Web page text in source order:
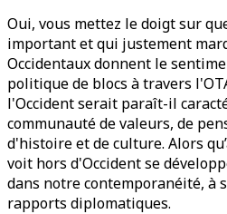
Oui, vous mettez le doigt sur
important et qui justement
Occidentaux donnent le
politique de blocs à travers
l'Occident serait paraît-il
communauté de valeurs, de
d'histoire et de culture. Alors
voit hors d'Occident se
dans notre contemporanéité, à
rapports diplomatiques.